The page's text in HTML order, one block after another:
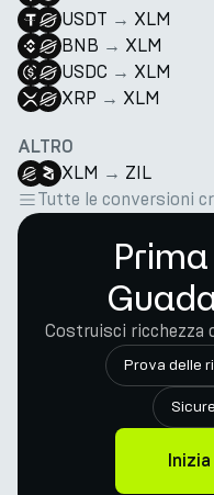
USDT → XLM
BNB → XLM
USDC → XLM
XRP → XLM
ALTRO
XLM → ZIL
Tutte le conversioni
Costruisci ricchezza
Prova delle